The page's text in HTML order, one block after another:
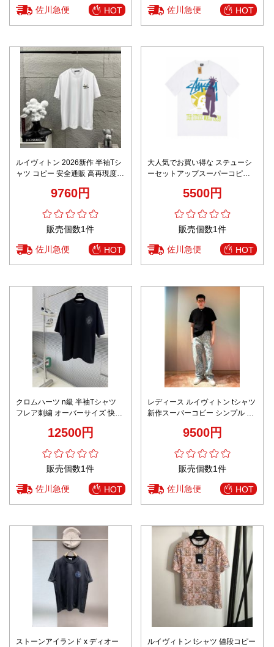
佐川急便 HOT 佐川急便 HOT
ルイヴィトン 2026新作 半袖Tシ
ャツ コピー 安全通販 高再現度
の日本倉庫 追跡可能 通気 快適な
9760円
販売個数1件
佐川急便 HOT
大人気でお買い得な ステューシ
ーセットアップスーパーコピー
かい 短袖 ホワイト
5500円
販売個数1件
佐川急便 HOT
クロムハーツ n級 半袖Tシャツ
フレア刺繍 オーバーサイズ 快適
12500円
販売個数1件
佐川急便 HOT
レディース ルイヴィトン tシャツ
新作スーパーコピー シンプル 綿
9500円
販売個数1件
佐川急便 HOT
ストーンアイランド x ディオー
ルイヴィトン tシャツ 値段コピー